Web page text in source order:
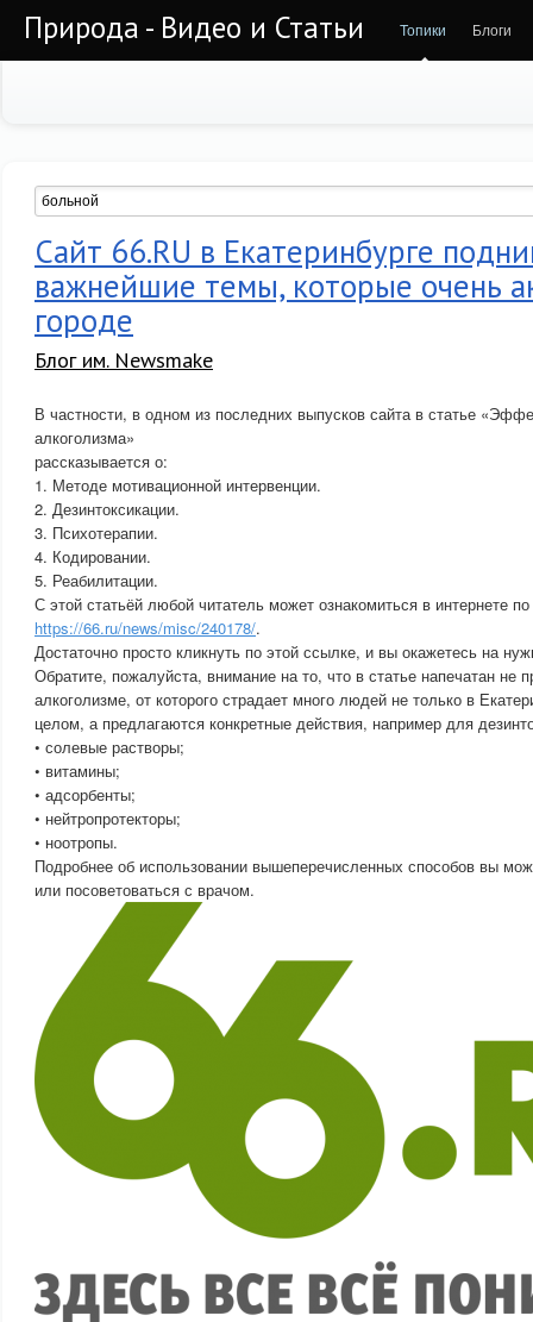
Природа - Видео и Статьи Топики Блоги
Сайт 66.RU в Екатеринбурге
важнейшие темы, которые очень
городе
Блог им. Newsmake
В частности, в одном из последних выпусков сайта в статье
алкоголизма»
рассказывается о:
1. Методе мотивационной интервенции.
2. Дезинтоксикации.
3. Психотерапии.
4. Кодировании.
5. Реабилитации.
С этой статьёй любой читатель может ознакомиться в интернете
https://66.ru/news/misc/240178/.
Достаточно просто кликнуть по этой ссылке, и вы окажетесь на
Обратите, пожалуйста, внимание на то, что в статье напечатан не
алкоголизме, от которого страдает много людей не только в
целом, а предлагаются конкретные действия, например для
• солевые растворы;
• витамины;
• адсорбенты;
• нейтропротекторы;
• ноотропы.
Подробнее об использовании вышеперечисленных способов вы
или посоветоваться с врачом.